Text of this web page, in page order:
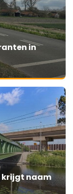
in
krijgt naam